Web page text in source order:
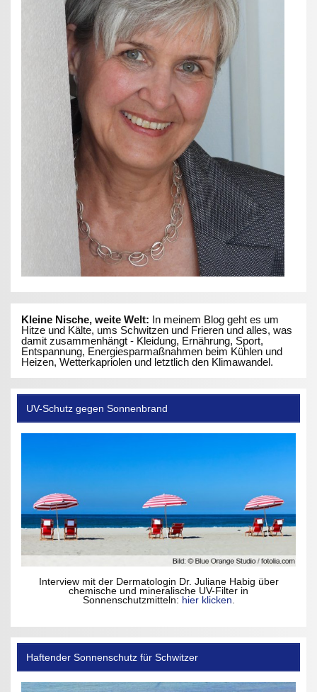
Kleine Nische, weite Welt: In meinem Blog geht es um
Hitze und Kälte, ums Schwitzen und Frieren und alles, was
damit zusammenhängt - Kleidung, Ernährung, Sport,
Entspannung, Energiesparmaßnahmen beim Kühlen und
Heizen, Wetterkapriolen und letztlich den Klimawandel.
UV-Schutz gegen Sonnenbrand
Interview mit der Dermatologin Dr. Juliane Habig über
chemische und mineralische UV-Filter in
Sonnenschutzmitteln: hier klicken.
Haftender Sonnenschutz für Schwitzer